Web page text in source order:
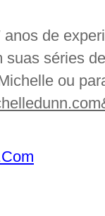
de
séries
ou